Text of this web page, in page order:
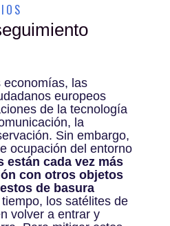
economías, las
europeos
de la tecnología
la
Sin embargo,
ocupación del entorno
están cada vez más
con otros objetos
de basura
los satélites de
volver a entrar y